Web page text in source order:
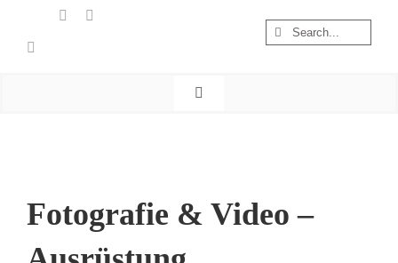
Suche
Toggle
Foto & Video
Nachhaltigkeit
Fotografie & Video –